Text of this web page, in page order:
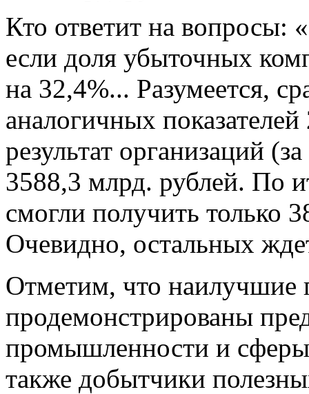
Кто ответит на вопросы:
если доля убыточных
на 32,4%... Разумеется,
аналогичных
результат организаций
3588,3 млрд. рублей. По
смогли получить только
Очевидно, остальных
Отметим, что наилучшие
продемонстрированы
промышленности и сферы
также добытчики